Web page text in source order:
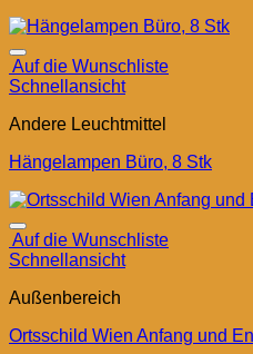
Auf die Wunschliste
Schnellansicht
Andere Leuchtmittel
Hängelampen Büro, 8 Stk
Auf die Wunschliste
Schnellansicht
Außenbereich
Ortsschild Wien Anfang und